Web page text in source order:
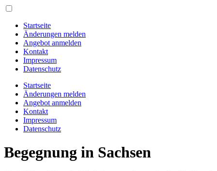
Startseite
Änderungen melden
Angebot anmelden
Kontakt
Impressum
Datenschutz
Startseite
Änderungen melden
Angebot anmelden
Kontakt
Impressum
Datenschutz
Begegnung in Sachsen